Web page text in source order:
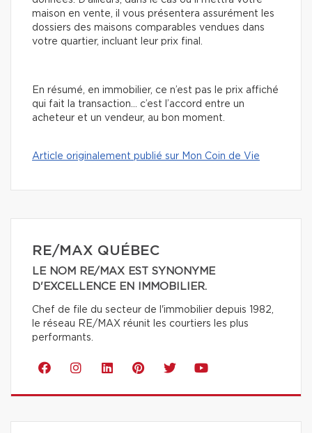
maison en vente, il vous présentera assurément les
dossiers des maisons comparables vendues dans
votre quartier, incluant leur prix final.
En résumé, en immobilier, ce n’est pas le prix affiché
qui fait la transaction… c’est l’accord entre un
acheteur et un vendeur, au bon moment.
Article originalement publié sur Mon Coin de Vie
RE/MAX QUÉBEC
LE NOM RE/MAX EST SYNONYME
D'EXCELLENCE EN IMMOBILIER.
Chef de file du secteur de l'immobilier depuis 1982,
le réseau RE/MAX réunit les courtiers les plus
performants.